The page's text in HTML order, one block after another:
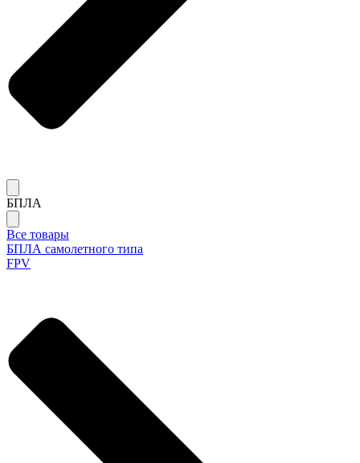
БПЛА
Все товары
БПЛА самолетного типа
FPV